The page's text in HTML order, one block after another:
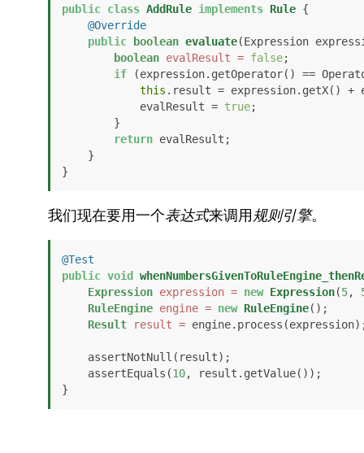
public class AddRule implements Rule {
@Override
public
boolean evaluate(Expression
boolean evalResult = false;
if (expression.getOperator() ==
this .result = expression.getX() +
            evalResult =
true;
return evalResult;
}
我们现在要用一个表达式来调用 规则引擎。
@Test
public void
Expression expression = new Expression(5,
RuleEngine engine = new RuleEngine();
Result
result =
    assertEquals(
10, result.getValue());
}